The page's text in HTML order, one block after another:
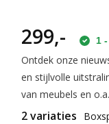
299,- 1
Ontdek onze
en stijlvolle
van meubels en
2 variaties